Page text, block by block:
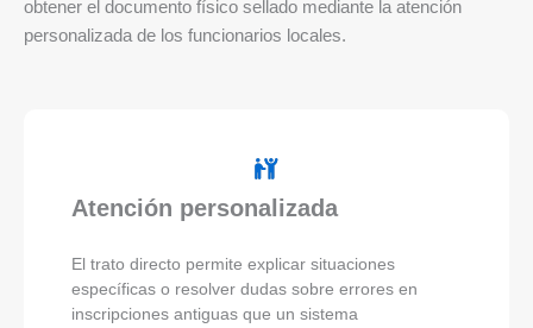
obtener el documento físico sellado mediante la atención
personalizada de los funcionarios locales.
Atención personalizada
El trato directo permite explicar situaciones
específicas o resolver dudas sobre errores en
inscripciones antiguas que un sistema